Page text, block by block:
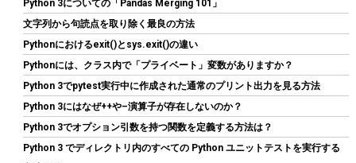
Seagate IronWolf 内蔵HDD 4TB NAS用 ST4000VN006/EC
(545161) GBP 124.10 (2026-08-09 04:05 GMT +09:00 時点 -詳細は
こちら
Python 3についての「Pandas Merging 101」
文字列から句読点を取り除く最良の方法
Pythonにおけるexit()とsys.exit()の違い
Pythonには、クラス内で「プライベート」変数がありますか？
Python 3でpytest実行中に作成された通常のプリント出力を見る方法
Python 3にはなぜ++や–演算子が存在しないのか？
Python 3でオプション引数を持つ関数を定義する方法は？
Python 3 でディレクトリ内のすべての Python ユニットテストを実行する